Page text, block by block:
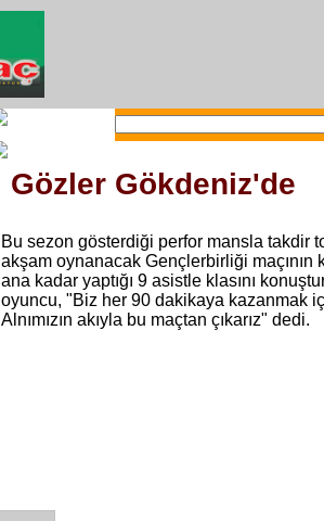
Gözler Gökdeniz'de
Bu sezon gösterdiği perfor mansla takdir
akşam oynanacak Gençlerbirliği maçının
ana kadar yaptığı 9 asistle klasını
oyuncu, "Biz her 90 dakikaya kazanmak
Alnımızın akıyla bu maçtan çıkarız" dedi.